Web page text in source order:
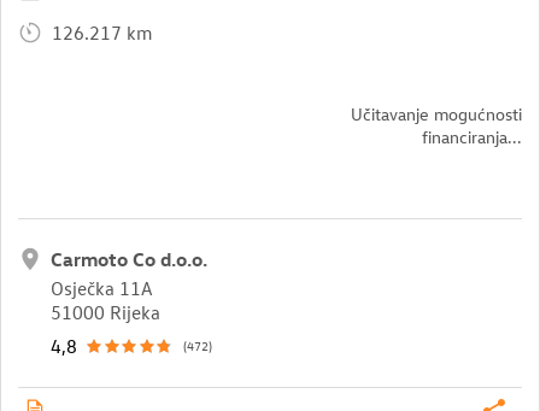
126.217 km
Učitavanje mogućnosti
financiranja...
Carmoto Co d.o.o.
Osječka 11A
51000 Rijeka
4,8
(472)